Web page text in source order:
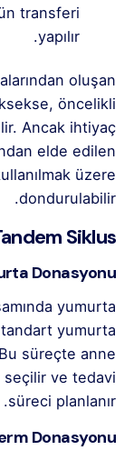
transferi
yapılır.
oluşan
öncelikli
Ancak ihtiyaç
elde edilen
üzere
dondurulabilir.
Siklus
Donasyonu
yumurta
yumurta
süreçte anne
seçilir ve tedavi
süreci planlanır.
Donasyonu